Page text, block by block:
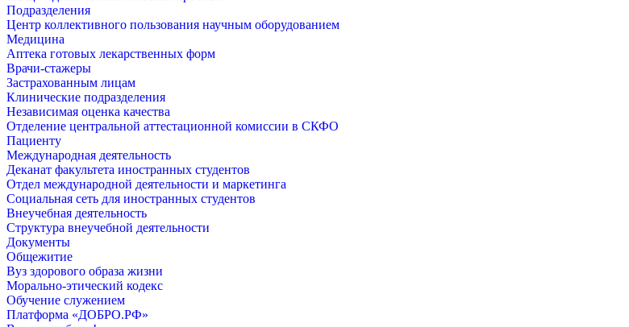
Подразделения
Центр коллективного пользования научным оборудованием
Медицина
Аптека готовых лекарственных форм
Врачи-стажеры
Застрахованным лицам
Клинические подразделения
Независимая оценка качества
Отделение центральной аттестационной комиссии в СКФО
Пациенту
Международная деятельность
Деканат факультета иностранных студентов
Отдел международной деятельности и маркетинга
Социальная сеть для иностранных студентов
Внеучебная деятельность
Структура внеучебной деятельности
Документы
Общежитие
Вуз здорового образа жизни
Морально-этический кодекс
Обучение служением
Платформа «ДОБРО.РФ»